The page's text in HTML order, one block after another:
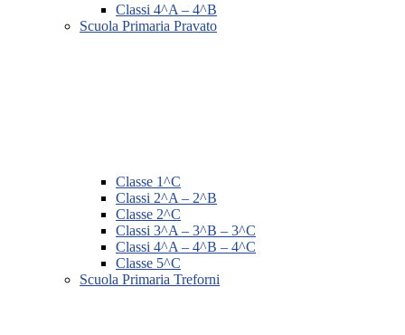
Classi 4^A – 4^B
Scuola Primaria Pravato
Classe 1^C
Classi 2^A – 2^B
Classe 2^C
Classi 3^A – 3^B – 3^C
Classi 4^A – 4^B – 4^C
Classe 5^C
Scuola Primaria Treforni